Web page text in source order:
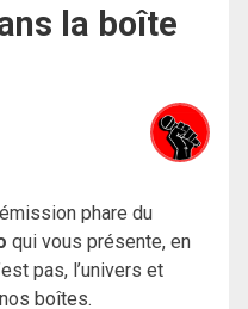
la boîte
phare du
qui vous présente, en
pas, l’univers et
boîtes.